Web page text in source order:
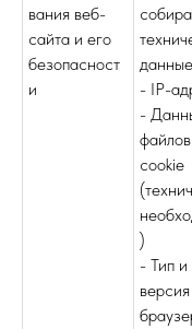
вания веб-
сайта и его
безопасност
и
- IP-
-
файлов
cookie
)
- Тип и
версия